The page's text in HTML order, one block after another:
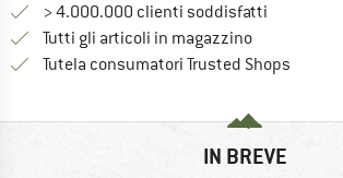
> 4.000.000 clienti soddisfatti
Tutti gli articoli in magazzino
Tutela consumatori Trusted Shops
IN BREVE